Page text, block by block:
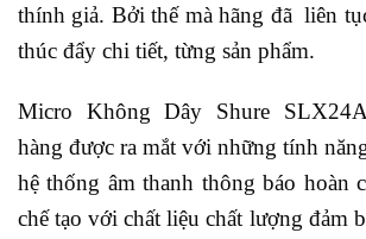
thính giả. Bởi thế mà hãng đã liên
thúc đẩy chi tiết, từng sản phẩm.
Micro Không Dây Shure
hàng được ra mắt với những tính
hệ thống âm thanh thông báo hoàn
chế tạo với chất liệu chất lượng đảm